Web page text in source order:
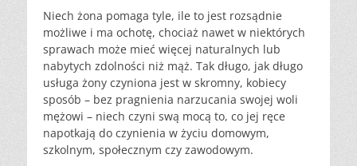
Niech żona pomaga tyle, ile to jest rozsądnie
możliwe i ma ochotę, chociaż nawet w niektórych
sprawach może mieć więcej naturalnych lub
nabytych zdolności niż mąż. Tak długo, jak długo
usługa żony czyniona jest w skromny, kobiecy
sposób – bez pragnienia narzucania swojej woli
mężowi – niech czyni swą mocą to, co jej ręce
napotkają do czynienia w życiu domowym,
szkolnym, społecznym czy zawodowym.